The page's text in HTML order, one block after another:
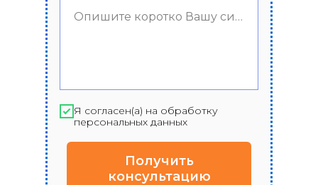
Опишите коротко Вашу ситуацию
Я согласен(а) на обработку
персональных данных
Получить
консультацию